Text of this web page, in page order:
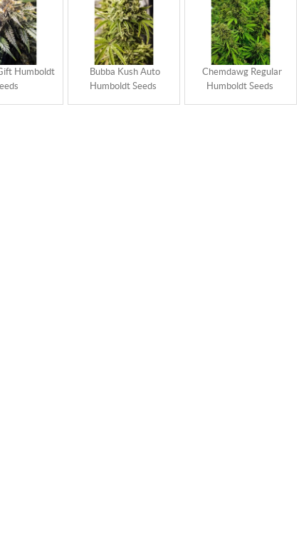
Humboldt
Bubba Kush Auto
Humboldt Seeds
Chemdawg Regular
Humboldt Seeds